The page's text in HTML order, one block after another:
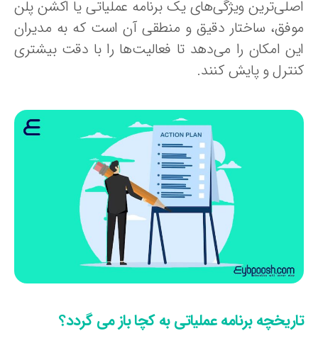
ویژگی‌های یک برنامه عملیاتی یا اکشن پلن
ساختار دقیق و منطقی آن است که به مدیران
امکان را می‌دهد تا فعالیت‌ها را با دقت بیشتری
و پایش کنند.
برنامه عملیاتیبه کچا باز می گردد؟